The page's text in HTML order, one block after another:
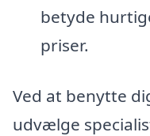
betyde
priser.
Ved at benytte
udvælge